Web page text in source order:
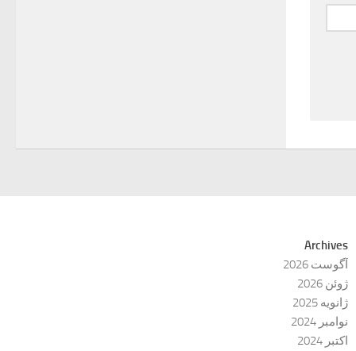
Archives
آگوست 2026
ژوئن 2026
ژانویه 2025
نوامبر 2024
اکتبر 2024